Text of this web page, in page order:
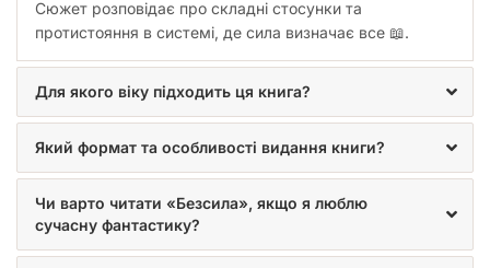
Сюжет розповідає про складні стосунки та
протистояння в системі, де сила визначає все 📖.
Для якого віку підходить ця книга?
Який формат та особливості видання книги?
Чи варто читати «Безсила», якщо я люблю
сучасну фантастику?